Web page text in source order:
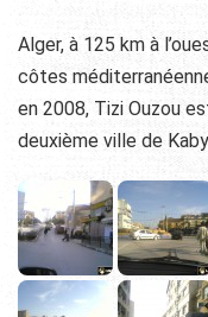
Alger, à 125 km à
côtes
en 2008, Tizi Ouzou
deuxième ville de